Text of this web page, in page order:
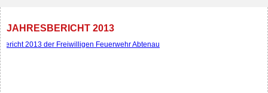
JAHRESBERICHT 2013